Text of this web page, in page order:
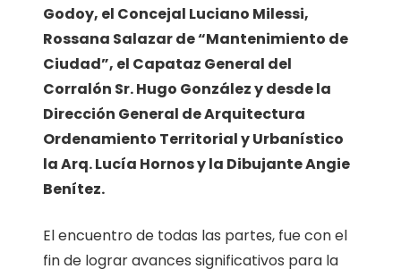
Godoy, el Concejal Luciano Milessi,
Rossana Salazar de “Mantenimiento de
Ciudad”, el Capataz General del
Corralón Sr. Hugo González y desde la
Dirección General de Arquitectura
Ordenamiento Territorial y Urbanístico
la Arq. Lucía Hornos y la Dibujante Angie
Benítez.
El encuentro de todas las partes, fue con el
fin de lograr avances significativos para la